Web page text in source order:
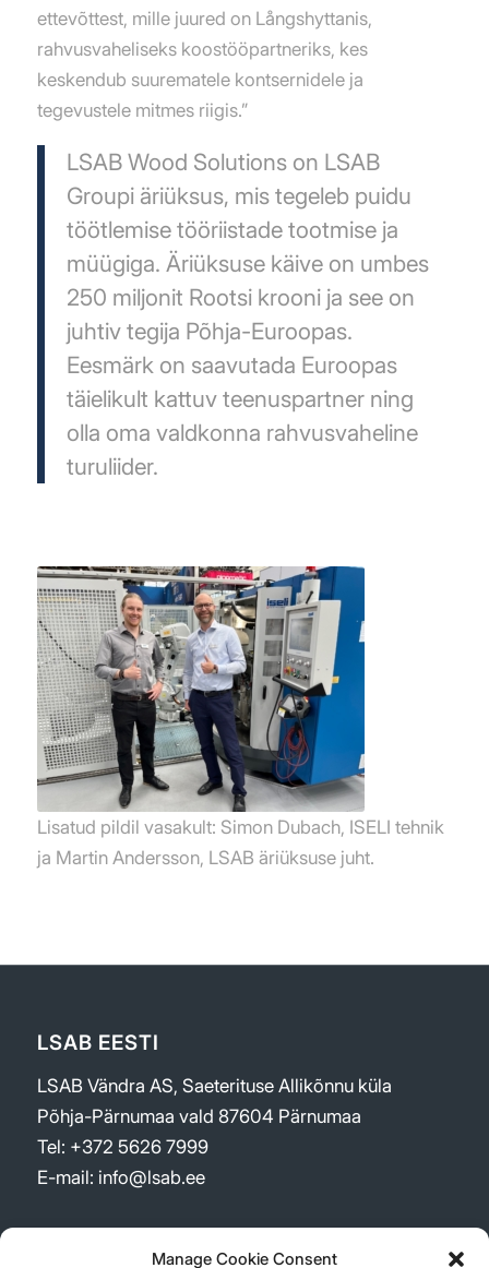
Manage Cookie Consent
ettevõttest, mille juured on Långshyttanis,
rahvusvaheliseks koostööpartneriks, kes
keskendub suurematele kontsernidele ja
tegevustele mitmes riigis.”
LSAB Wood Solutions on LSAB
Groupi äriüksus, mis tegeleb puidu
töötlemise tööriistade tootmise ja
müügiga. Äriüksuse käive on umbes
250 miljonit Rootsi krooni ja see on
juhtiv tegija Põhja-Euroopas.
Eesmärk on saavutada Euroopas
täielikult kattuv teenuspartner ning
olla oma valdkonna rahvusvaheline
turuliider.
Lisatud pildil vasakult: Simon Dubach, ISELI tehnik
ja Martin Andersson, LSAB äriüksuse juht.
LSAB EESTI
LSAB Vändra AS, Saeterituse Allikõnnu küla
Põhja-Pärnumaa vald 87604 Pärnumaa
Tel: +372 5626 7999
E-mail: info@lsab.ee